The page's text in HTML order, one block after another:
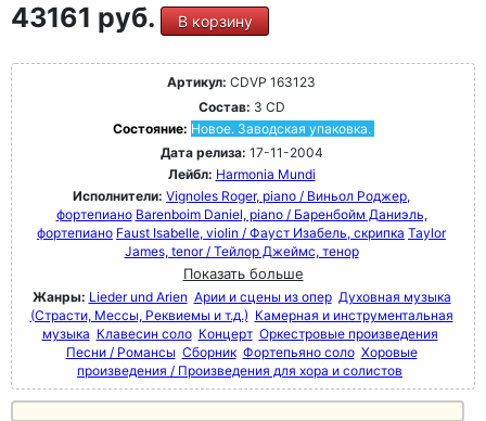
43161 руб. В корзину
Артикул: CDVP 163123
Состав: 3 CD
Состояние: Новое. Заводская упаковка.
Дата релиза: 17-11-2004
Лейбл: Harmonia Mundi
Исполнители: Vignoles Roger, piano / Виньол Роджер,
фортепиано Barenboim Daniel, piano / Баренбойм Даниэль,
фортепиано Faust Isabelle, violin / Фауст Изабель, скрипка Taylor
James, tenor / Тейлор Джеймс, тенор
Показать больше
Жанры: Lieder und Arien Арии и сцены из опер Духовная музыка
(Страсти, Мессы, Реквиемы и т.д.) Камерная и инструментальная
музыка Клавесин соло Концерт Оркестровые произведения
Песни / Романсы Сборник Фортепьяно соло Хоровые
произведения / Произведения для хора и солистов